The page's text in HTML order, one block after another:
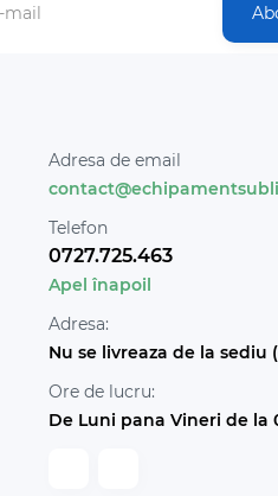
Adresa de email
Telefon
0727.725.463
Apel înapoil
Adresa:
Nu se livreaza de la sediu
Ore de lucru:
De Luni pana Vineri de la